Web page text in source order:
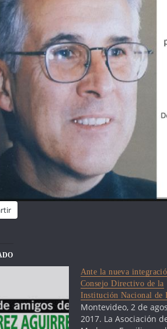
Ante la nueva
Consejo Directivo de la
Institución Nacional de
Montevideo, 2 de
2017. La Asociación